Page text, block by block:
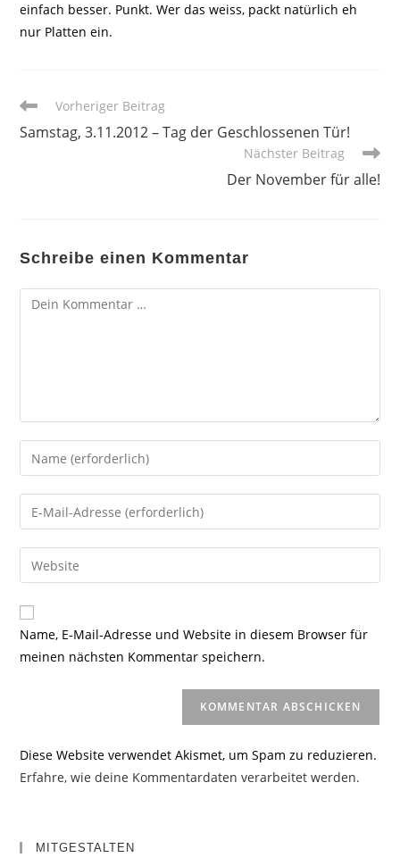
einfach besser. Punkt. Wer das weiss, packt natürlich eh
nur Platten ein.
Weitere
ansehen
Vorheriger Beitrag
Samstag, 3.11.2012 – Tag der Geschlossenen Tür!
Nächster Beitrag
Der November für alle!
Schreibe einen Kommentar
Kommentar
Gib
deinen
Namen
oder
zum
Kommentieren
ein
Gib
deine
E-
Mail-
zum
Kommentieren
ein
Gib
deine
Website-
URL
Name, E-Mail-Adresse und Website in diesem Browser für
meinen nächsten Kommentar speichern.
Diese Website verwendet Akismet, um Spam zu reduzieren.
Erfahre, wie deine Kommentardaten verarbeitet werden.
MITGESTALTEN